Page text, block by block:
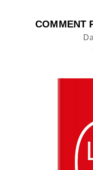
COMMENT